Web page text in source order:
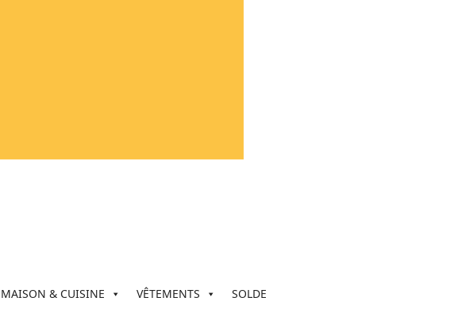
MAISON & CUISINE VÊTEMENTS
SOLDE